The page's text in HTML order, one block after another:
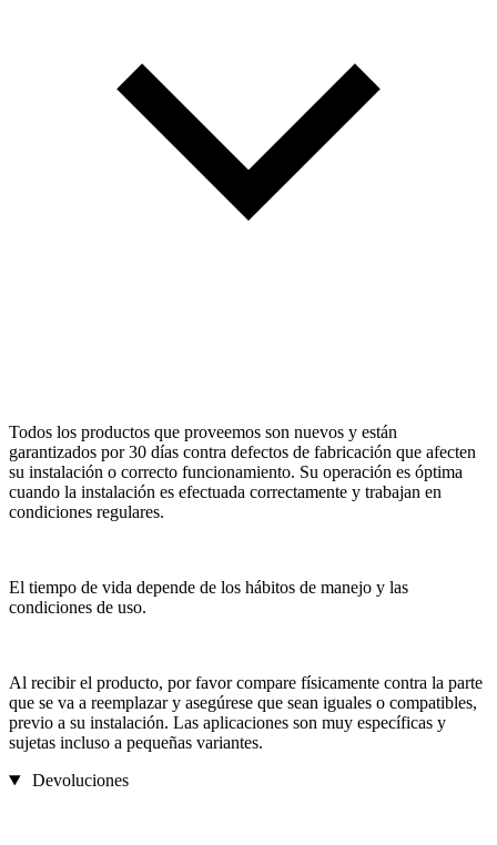
Todos los productos que proveemos son nuevos y están
garantizados por 30 días contra defectos de fabricación que afecten
su instalación o correcto funcionamiento. Su operación es óptima
cuando la instalación es efectuada correctamente y trabajan en
condiciones regulares.
El tiempo de vida depende de los hábitos de manejo y las
condiciones de uso.
Al recibir el producto, por favor compare físicamente contra la parte
que se va a reemplazar y asegúrese que sean iguales o compatibles,
previo a su instalación. Las aplicaciones son muy específicas y
sujetas incluso a pequeñas variantes.
Devoluciones